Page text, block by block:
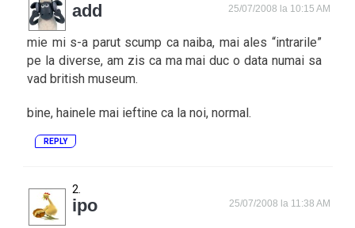
add 25/07/2008 la 10:15 AM
mie mi s-a parut scump ca naiba, mai ales “intrarile”
pe la diverse, am zis ca ma mai duc o data numai sa
vad british museum.
bine, hainele mai ieftine ca la noi, normal.
REPLY
ipo 25/07/2008 la 11:38 AM